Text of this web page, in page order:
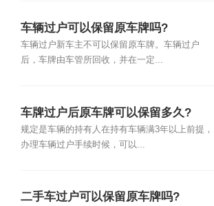
车辆过户可以保留原车牌吗?
车辆过户新车主不可以保留原车牌。车辆过户
后，车牌由车管所回收，并在一定...
车牌过户后原车牌可以保留多久?
规定是车辆的持有人在持有车辆满3年以上前提，
办理车辆过户手续时候，可以...
二手车过户可以保留原车牌吗?